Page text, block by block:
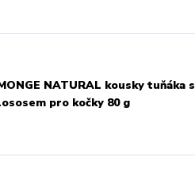
NATURAL kousky tuňáka s
pro kočky 80 g